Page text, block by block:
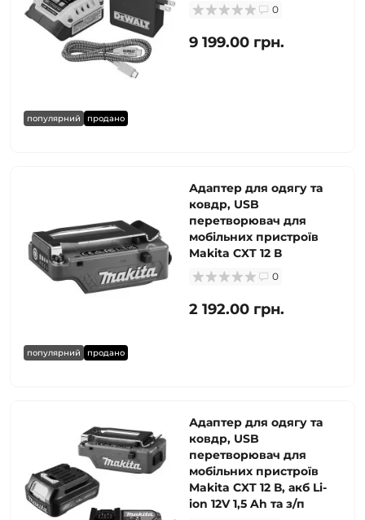
популярний продано
0
9 199.00 грн.
популярний продано
Адаптер для одягу та
ковдр, USB
перетворювач для
мобільних пристроїв
Makita CXT 12 В
0
2 192.00 грн.
Адаптер для одягу та
ковдр, USB
перетворювач для
мобільних пристроїв
Makita CXT 12 В, акб Li-
ion 12V 1,5 Ah та з/п